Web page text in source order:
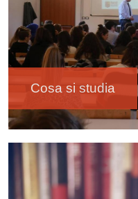
Cosa si studia
Immagine